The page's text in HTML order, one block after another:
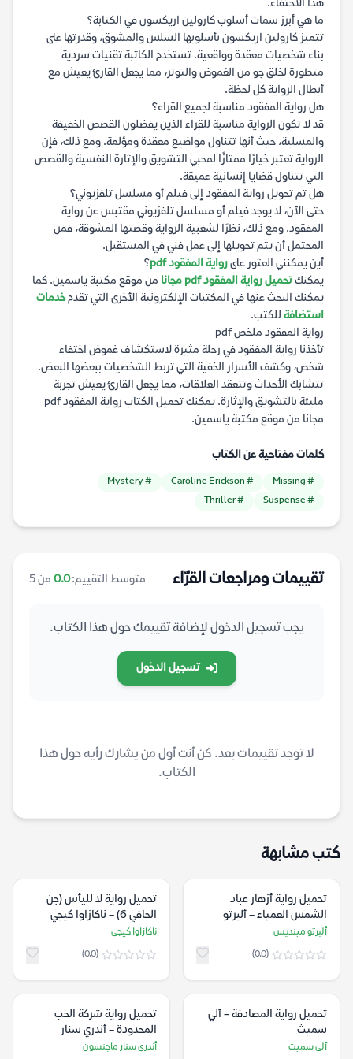
هذا الاختفاء.
ما هي أبرز سمات أسلوب كارولين اريكسون في الكتابة؟
تتميز كارولين اريكسون بأسلوبها السلس والمشوق، وقدرتها على
بناء شخصيات معقدة وواقعية. تستخدم الكاتبة تقنيات سردية
متطورة لخلق جو من الغموض والتوتر، مما يجعل القارئ يعيش مع
أبطال الرواية كل لحظة.
هل رواية المفقود مناسبة لجميع القراء؟
قد لا تكون الرواية مناسبة للقراء الذين يفضلون القصص الخفيفة
والمسلية، حيث أنها تتناول مواضيع معقدة ومؤلمة. ومع ذلك، فإن
الرواية تعتبر خيارًا ممتازًا لمحبي التشويق والإثارة النفسية والقصص
التي تتناول قضايا إنسانية عميقة.
هل تم تحويل رواية المفقود إلى فيلم أو مسلسل تلفزيوني؟
حتى الآن، لا يوجد فيلم أو مسلسل تلفزيوني مقتبس عن رواية
المفقود. ومع ذلك، نظرًا لشعبية الرواية وقصتها المشوقة، فمن
المحتمل أن يتم تحويلها إلى عمل فني في المستقبل.
أين يمكنني العثور علىرواية المفقود pdf
؟
يمكنكتحميل رواية المفقود pdf مجانا
من موقع مكتبة ياسمين. كما
يمكنك البحث عنها في المكتبات الإلكترونية الأخرى التي تقدمخدمات
استضافة للكتب.
رواية المفقود ملخص pdf
تأخذنا رواية المفقود في رحلة مثيرة لاستكشاف غموض اختفاء
شخص، وكشف الأسرار الخفية التي تربط الشخصيات ببعضها البعض.
تتشابك الأحداث وتتعقد العلاقات، مما يجعل القارئ يعيش تجربة
مليئة بالتشويق والإثارة. يمكنك تحميل الكتاب رواية المفقود pdf
مجانا من موقع مكتبة ياسمين.
كلمات مفتاحية عن الكتاب
# Missing
# Caroline Erickson
# Mystery
# Suspense
# Thriller
تقييمات ومراجعات القرّاء متوسط التقييم:0.0 من 5
يجب تسجيل الدخول لإضافة تقييمك حول هذا الكتاب.
تسجيل الدخول
لا توجد تقييمات بعد. كن أنت أول من يشارك رأيه حول هذا
الكتاب.
كتب مشابهة
تحميل رواية أزهار عباد
الشمس العمياء – ألبرتو
مينديس
ألبرتو مينديس
(0.0)
تحميل رواية لا لليأس (جن
الحافي 6) – ناكازاوا كيجي
ناكازاوا كيجي
(0.0)
تحميل رواية المصادفة – آلي
سميث
آلي سميث
تحميل رواية شركة الحب
المحدودة – أندري سنار
ماجنسون
أندري سنار ماجنسون